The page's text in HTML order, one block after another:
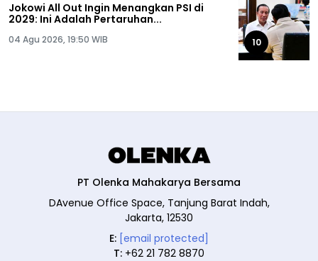
Jokowi All Out Ingin Menangkan PSI di
2029: Ini Adalah Pertaruhan...
04 Agu 2026, 19:50 WIB 10
PT Olenka Mahakarya Bersama
DAvenue Office Space, Tanjung Barat Indah,
Jakarta, 12530
E: [email protected]
T: +62 21 782 8870